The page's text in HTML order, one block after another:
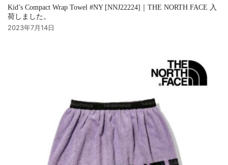
Kid’s Compact Wrap Towel #NY [NNJ22224]｜THE NORTH FACE 入
荷しました。
2023年7月14日